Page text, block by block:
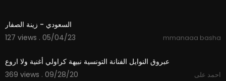
السعودي - زينة الصفار
127 views . 05/04/23
mmanaaa basha
عبروق النوايل الفنانة التونسية نبيهة كراولي أغنية ولا اروع
369 views . 09/28/20
احمد على